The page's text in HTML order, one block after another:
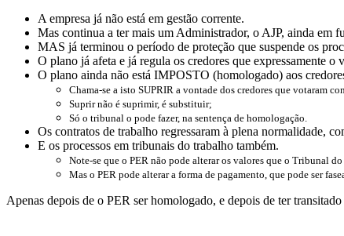
A empresa já não está em gestão corrente.
Mas continua a ter mais um Administrador, o AJP, ainda em
MAS já terminou o período de proteção que suspende os
O plano já afeta e já regula os credores que expressamente o
O plano ainda não está IMPOSTO (homologado) aos
Chama-se a isto SUPRIR a vontade dos credores que votaram
Suprir não é suprimir, é substituir;
Só o tribunal o pode fazer, na sentença de homologação.
Os contratos de trabalho regressaram à plena normalidade,
E os processos em tribunais do trabalho também.
Note-se que o PER não pode alterar os valores que o Tribunal
Mas o PER pode alterar a forma de pagamento, que pode ser
Apenas depois de o PER ser homologado, e depois de ter